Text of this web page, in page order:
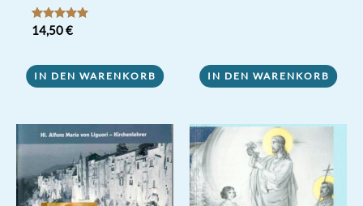
Bewertet mit
5.00
14,50€
IN DEN WARENKORB IN DEN WARENKORB